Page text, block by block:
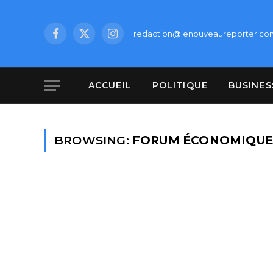
Facebook
X
Instagram
ACCUEIL POLITIQUE
BROWSING: FORUM ÉCONOMIQUE